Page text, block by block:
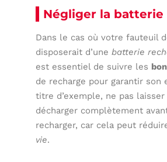
Négliger la batterie
Dans le cas où votre fauteuil
disposerait d’unebatterie
est essentiel de suivre les
de recharge pour garantir son
titre d’exemple, ne pas
décharger complètement
recharger, car cela peut
vie.